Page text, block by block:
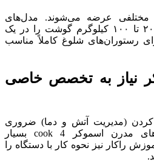
مختلفی عرضه می‌شوند. مدل‌های
متداول صنعتی می‌توانند از ۲۰ تا ۱۰۰ کیلوگرم گوشت را در یک
رستوران‌های شلوغ کاملاً مناسب
نیاز به تخصص خاصی
کردن (مدیریت آتش و دما) ضروری
است، اما کار با دستگاه‌های مدرن اسموکر 4 cook بسیار
راکار نیز نحوه کار با دستگاه را